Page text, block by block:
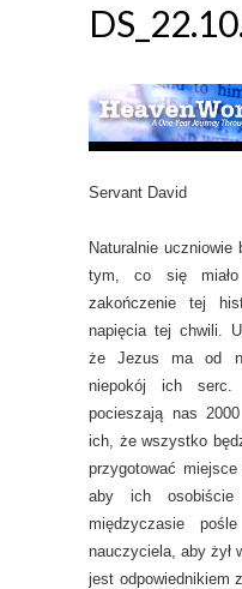
Servant David
Naturalnie
tym, co się
zakończenie tej
napięcia tej chwili.
że Jezus ma od
niepokój ich serc.
pocieszają nas
ich, że wszystko
przygotować
aby ich
międzyczasie
nauczyciela, aby żył
jest odpowiednikiem